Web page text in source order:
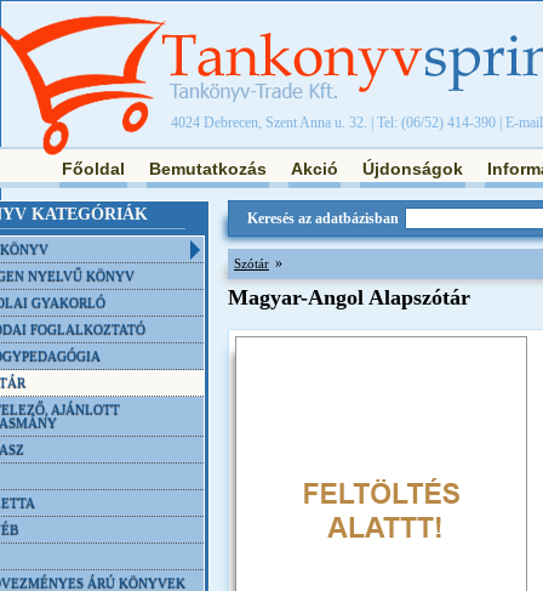
4024 Debrecen, Szent Anna u. 32. | Tel: (06/52) 414-390 | E-
Főoldal Bemutatkozás Akció Újdonságok
KATEGÓRIÁK
NYELVŰ KÖNYV
GYAKORLÓ
FOGLALKOZTATÓ
AJÁNLOTT
ÁRÚ KÖNYVEK
Keresés az adatbázisban
Szótár »
Magyar-Angol Alapszótár